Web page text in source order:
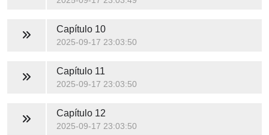
Capítulo 10
2025-09-17 23:03:50
Capítulo 11
2025-09-17 23:03:50
Capítulo 12
2025-09-17 23:03:50